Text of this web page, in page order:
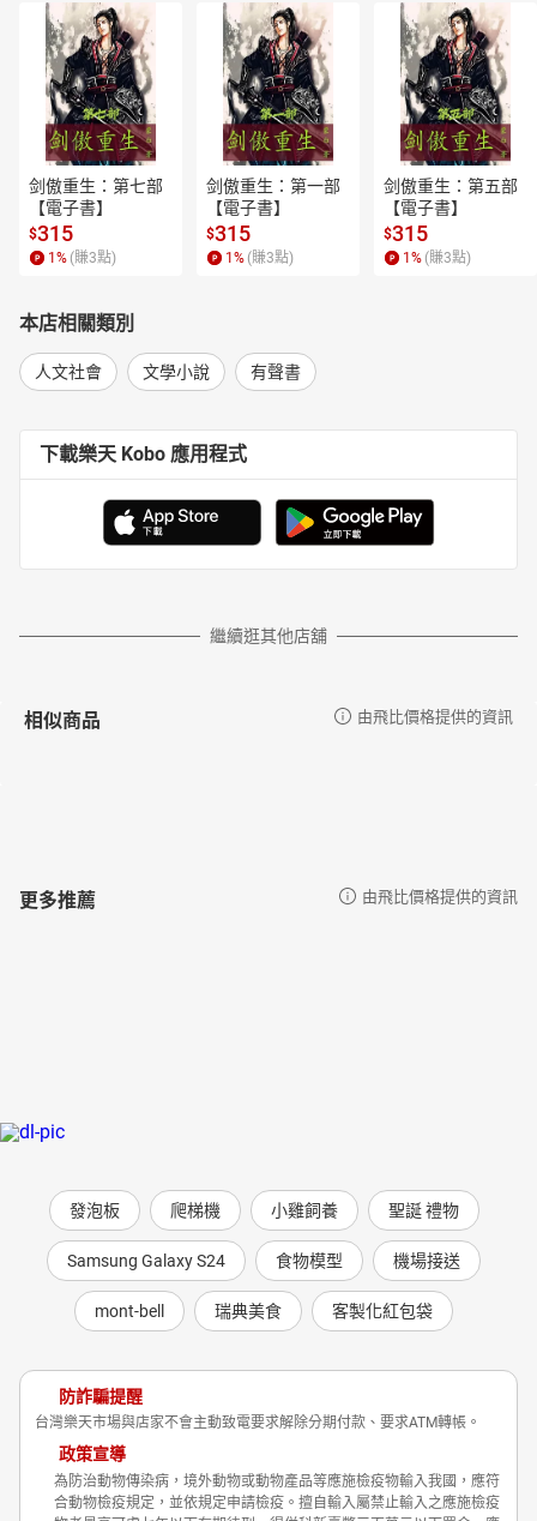
剑傲重生：第七部
【電子書】
$315
1 % (賺3點)
剑傲重生：第一部
【電子書】
$315
1 % (賺3點)
剑傲重生：第五部
【電子書】
$315
1 % (賺3點)
本店相關類別
人文社會 文學小說 有聲書
下載樂天 Kobo 應用程式
繼續逛其他店舖
相似商品 由飛比價格提供的資訊
更多推薦 由飛比價格提供的資訊
發泡板 爬梯機 小雞飼養 聖誕 禮物
Samsung Galaxy S24 食物模型 機場接送
mont-bell 瑞典美食 客製化紅包袋
防詐騙提醒
台灣樂天市場與店家不會主動致電要求解除分期付款、要求ATM轉帳。
政策宣導
為防治動物傳染病，境外動物或動物產品等應施檢疫物輸入我國，應符
合動物檢疫規定，並依規定申請檢疫。擅自輸入屬禁止輸入之應施檢疫